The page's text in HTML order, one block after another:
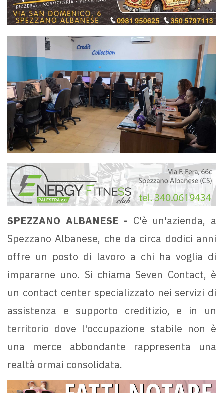
SPEZZANO ALBANESE - C'è un'azienda, a
Spezzano Albanese, che da circa dodici anni
offre un posto di lavoro a chi ha voglia di
impararne uno. Si chiama Seven Contact, è
un contact center specializzato nei servizi di
assistenza e supporto creditizio, e in un
territorio dove l'occupazione stabile non è
una merce abbondante rappresenta una
realtà ormai consolidata.